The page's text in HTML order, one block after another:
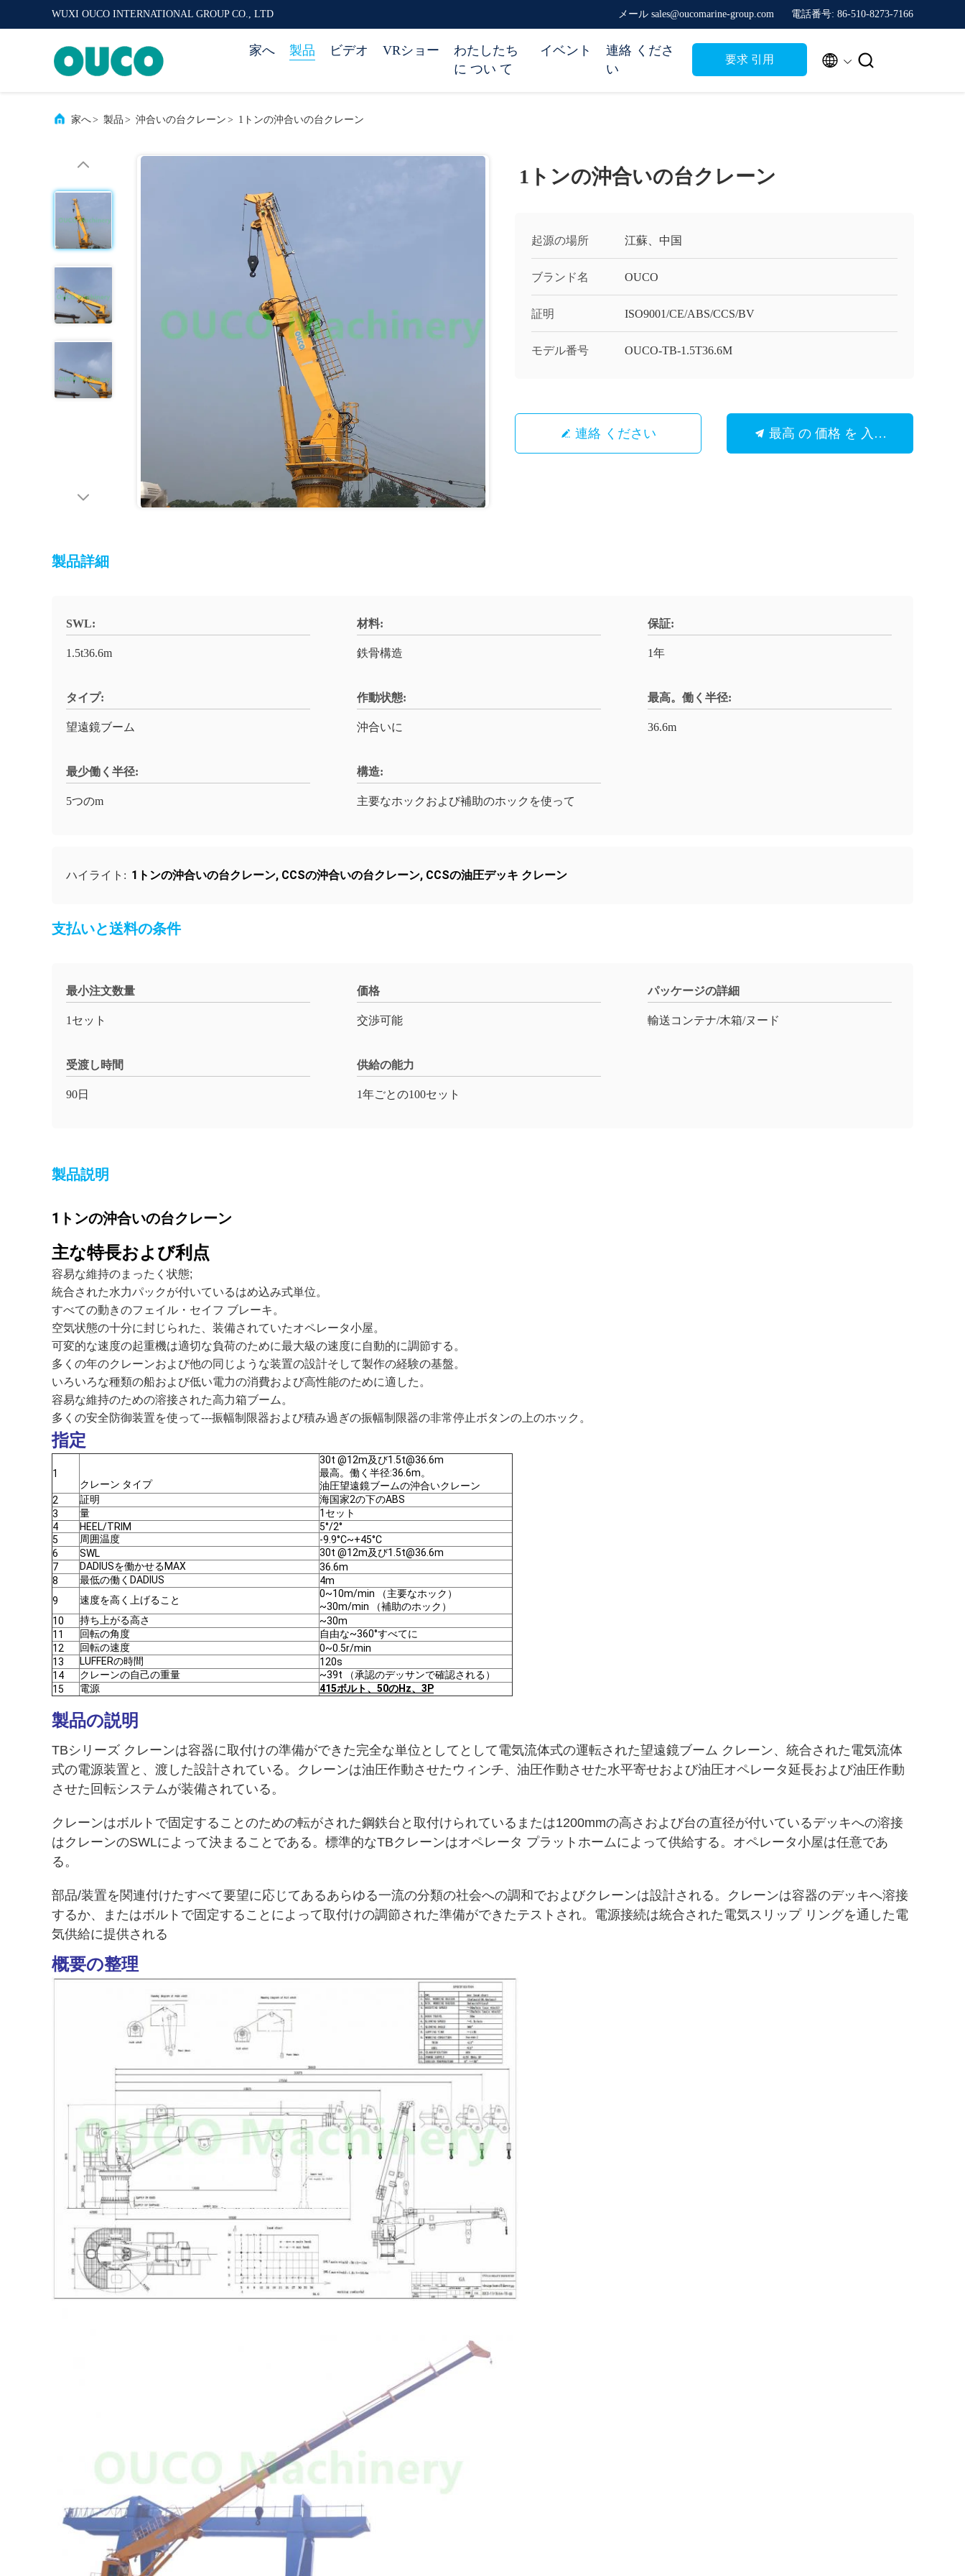
WUXI OUCO INTERNATIONAL GROUP CO., LTD メール sales@oucomarine-group.com 電話番号: 86-510-8273-7166
家へ 製品 ビデオ VRショー
わたしたち
に つい て
イベント
連絡 くださ
い
要求 引用  
家へ> 製品 > 沖合いの台クレーン > 1トンの沖合いの台クレーン
1トンの沖合いの台クレーン
起源の場所 江蘇、中国
ブランド名 OUCO
証明 ISO9001/CE/ABS/CCS/BV
モデル番号 OUCO-TB-1.5T36.6M
連絡 ください 最高 の 価格 を 入手 する
製品詳細
SWL:
1.5t36.6m
材料:
鉄骨構造
保証:
1年
タイプ:
望遠鏡ブーム
作動状態:
沖合いに
最高。働く半径:
36.6m
最少働く半径:
5つのm
構造:
主要なホックおよび補助のホックを使って
ハイライト: 1トンの沖合いの台クレーン, CCSの沖合いの台クレーン, CCSの油圧デッキ クレーン
支払いと送料の条件
最小注文数量
1セット
価格
交渉可能
パッケージの詳細
輸送コンテナ/木箱/ヌード
受渡し時間
90日
供給の能力
1年ごとの100セット
製品説明
1トンの沖合いの台クレーン
主な特長および利点
容易な維持のまったく状態;
統合された水力パックが付いているはめ込み式単位。
すべての動きのフェイル・セイフ ブレーキ。
空気状態の十分に封じられた、装備されていたオペレータ小屋。
可変的な速度の起重機は適切な負荷のために最大級の速度に自動的に調節する。
多くの年のクレーンおよび他の同じような装置の設計そして製作の経験の基盤。
いろいろな種類の船および低い電力の消費および高性能のために適した。
容易な維持のための溶接された高力箱ブーム。
多くの安全防御装置を使って---振幅制限器および積み過ぎの振幅制限器の非常停止ボタンの上のホック。
指定
1
クレーン タイプ
30t @12m及び1.5t@36.6m
最高。働く半径:36.6m。
油圧望遠鏡ブームの沖合いクレーン
2
証明
海国家2の下のABS
3
量
1セット
4
HEEL/TRIM
5°/2°
5
周囲温度
-9.9°C~+45°C
6
SWL
30t @12m及び1.5t@36.6m
7
DADIUSを働かせるMAX
36.6m
8
最低の働くDADIUS
4m
9
速度を高く上げること
0~10m/min （主要なホック）
~30m/min （補助のホック）
10
持ち上がる高さ
~30m
11
回転の角度
自由な~360°すべてに
12
回転の速度
0~0.5r/min
13
LUFFERの時間
120s
14
クレーンの自己の重量
~39t （承認のデッサンで確認される）
15
電源 415ボルト、50のHz、3P
製品の説明
TBシリーズ クレーンは容器に取付けの準備ができた完全な単位としてとして電気流体式の運転された望遠鏡ブーム クレーン、統合された電気流体
式の電源装置と、渡した設計されている。クレーンは油圧作動させたウィンチ、油圧作動させた水平寄せおよび油圧オペレータ延長および油圧作動
させた回転システムが装備されている。
クレーンはボルトで固定することのための転がされた鋼鉄台と取付けられているまたは1200mmの高さおよび台の直径が付いているデッキへの溶接
はクレーンのSWLによって決まることである。標準的なTBクレーンはオペレータ プラットホームによって供給する。オペレータ小屋は任意であ
る。
部品/装置を関連付けたすべて要望に応じてあるあらゆる一流の分類の社会への調和でおよびクレーンは設計される。クレーンは容器のデッキへ溶接
するか、またはボルトで固定することによって取付けの調節された準備ができたテストされ。電源接続は統合された電気スリップ リングを通した電
気供給に提供される
概要の整理